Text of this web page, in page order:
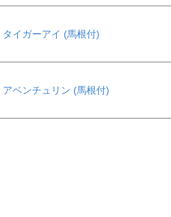
イガーアイ (馬根付)
ベンチュリン (馬根付)